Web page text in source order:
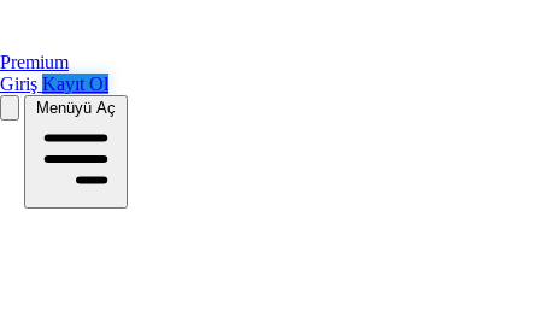
Premium
Giriş Kayıt Ol
Menüyü Aç